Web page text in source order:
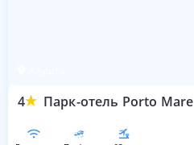
4 Парк-отель Porto Mare